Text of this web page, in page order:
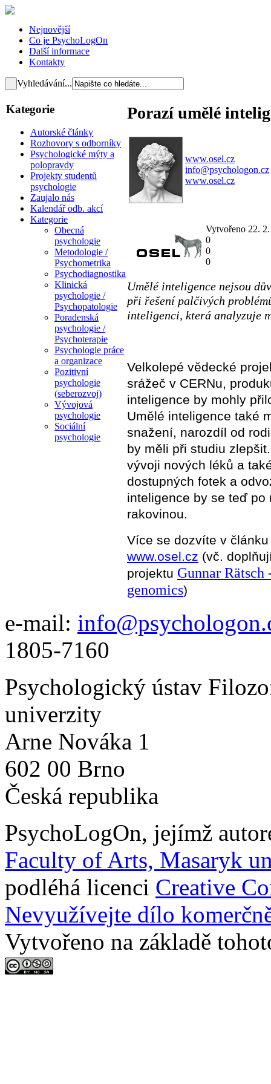
Nejnovější
Co je PsychoLogOn
Další informace
Kontakty
Vyhledávání...
Kategorie
Autorské články
Rozhovory s odborníky
Psychologické mýty a
polopravdy
Projekty studentů
psychologie
Zaujalo nás
Kalendář odb. akcí
Kategorie
Obecná
psychologie
Metodologie /
Psychometrika
Psychodiagnostika
Klinická
psychologie /
Psychopatologie
Poradenská
psychologie /
Psychoterapie
Psychologie práce
a organizace
Pozitivní
psychologie
(seberozvoj)
Vývojová
psychologie
Sociální
psychologie
Porazí umělé
www.osel.cz
info@psychologon.cz
www.osel.cz
Vytvořeno 22.
0
0
0
Umělé inteligence nejsou
při řešení palčivých
inteligenci, která analyzuje
Velkolepé vědecké
srážeč v CERNu,
inteligence by mohly
Umělé inteligence také
snažení, narozdíl od
by měli při studiu
vývoji nových léků a
dostupných fotek a
inteligence by se teď
rakovinou.
Více se dozvíte v
www.osel.cz (vč.
projektu Gunnar Rätsch
genomics)
e-mail:
1805-7160
Psychologický ústav
univerzity
Arne Nováka 1
602 00 Brno
Česká republika
PsychoLogOn, jejímž
Faculty of Arts, Masaryk
podléhá licenci Creative
Nevyužívejte dílo
Vytvořeno na základě